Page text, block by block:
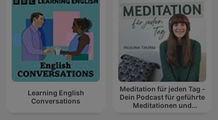
Learning English
Conversations
Meditation für jeden Tag -
Dein Podcast für geführte
Meditationen und